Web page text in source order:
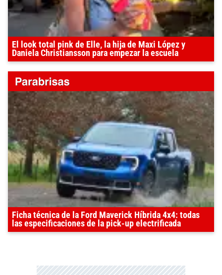
El look total pink de Elle, la hija de Maxi López y
Daniela Christiansson para empezar la escuela
Ficha técnica de la Ford Maverick Híbrida 4x4: todas
las especificaciones de la pick-up electrificada